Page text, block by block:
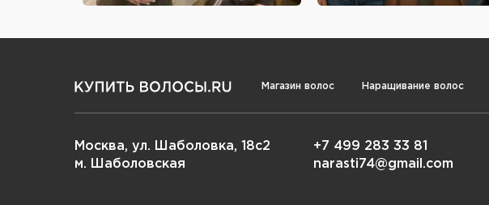
Магазин волос Наращивание волос
Москва, ул. Шаболовка, 18с2
м. Шаболовская
+7 499 283 33 81
narasti74@gmail.com